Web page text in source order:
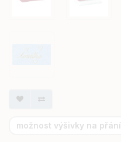
možnost výšivky na přání